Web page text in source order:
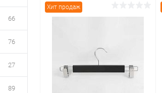
66
76
27
89
В корзину
В избранное В наличии
Хит продаж